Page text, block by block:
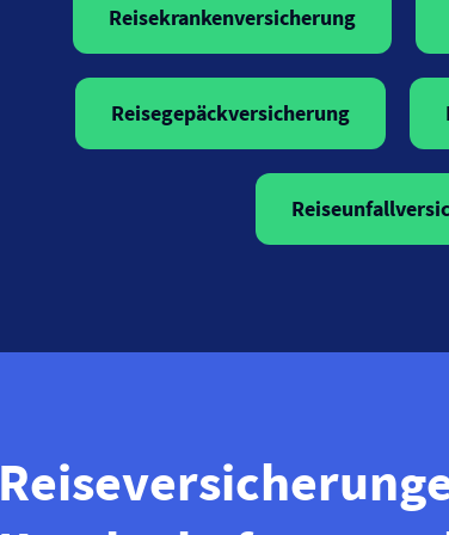
Reisekranken­versicherung
Reisegepäck­versicherung